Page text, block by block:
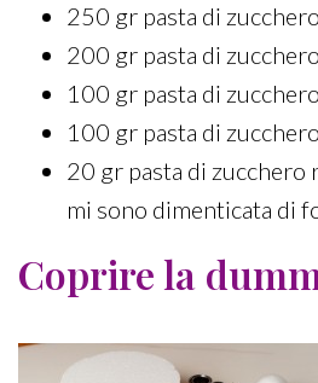
250 gr pasta di
200 gr pasta di
100 gr pasta di
100 gr pasta di
20 gr pasta di zucchero
mi sono dimenticata di
Coprire la